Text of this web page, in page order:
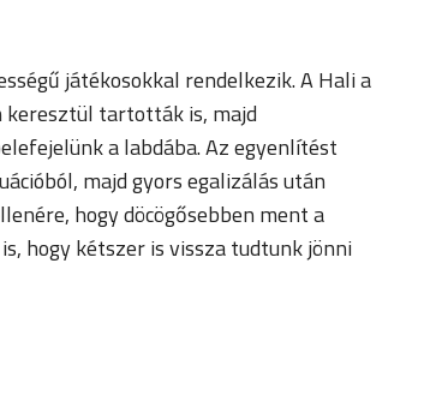
játékosokkal rendelkezik. A Hali a
keresztül tartották is, majd
a labdába. Az egyenlítést
majd gyors egalizálás után
hogy döcögősebben ment a
hogy kétszer is vissza tudtunk jönni